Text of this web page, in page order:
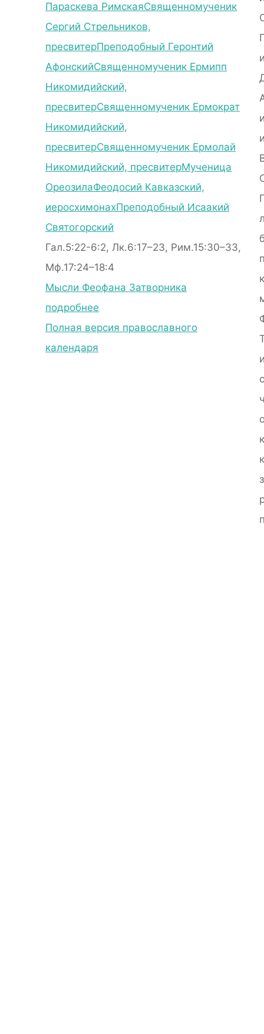
Параскева РимскаяСвященномученик
Сергий Стрельников,
пресвитерПреподобный Геронтий
АфонскийСвященномученик Ермипп
Никомидийский,
пресвитерСвященномученик Ермократ
Никомидийский,
пресвитерСвященномученик Ермолай
Никомидийский, пресвитерМученица
ОреозилаФеодосий Кавказский,
иеросхимонахПреподобный Исаакий
Святогорский
Гал.5:22-6:2, Лк.6:17–23, Рим.15:30–33,
Мф.17:24–18:4
Мысли Феофана Затворника
подробнее
Полная версия православного
календаря